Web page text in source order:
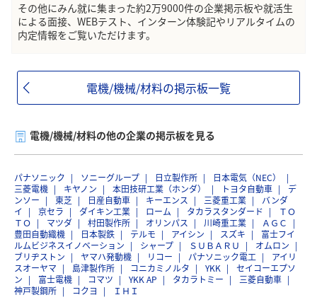
その他にみん就に集まった約2万9000件の企業掲示板や就活生
による面接、WEBテスト、インターン体験記やリアルタイムの
内定情報をご覧いただけます。
電機/機械/材料の掲示板一覧
電機/機械/材料の他の企業の掲示板を見る
パナソニック ソニーグループ 日立製作所
日本電気（NEC）
三菱電機
キヤノン 本田技研工業（ホンダ） トヨタ自動車
デ
ンソー
東芝 日産自動車 キーエンス 三菱重工業
バンダ
イ
京セラ ダイキン工業 ローム タカラスタンダード
ＴＯ
ＴＯ
マツダ 村田製作所 オリンパス 川崎重工業
ＡＧＣ
豊田自動織機
日本製鉄 テルモ アイシン スズキ
富士フイ
ルムビジネスイノベーション
シャープ ＳＵＢＡＲＵ
オムロン
ブリヂストン
ヤマハ発動機 リコー パナソニック電工
アイリ
スオーヤマ
島津製作所 コニカミノルタ YKK
セイコーエプソ
ン
富士電機 コマツ YKK AP タカラトミー
三菱自動車
神戸製鋼所
コクヨ ＩＨＩ